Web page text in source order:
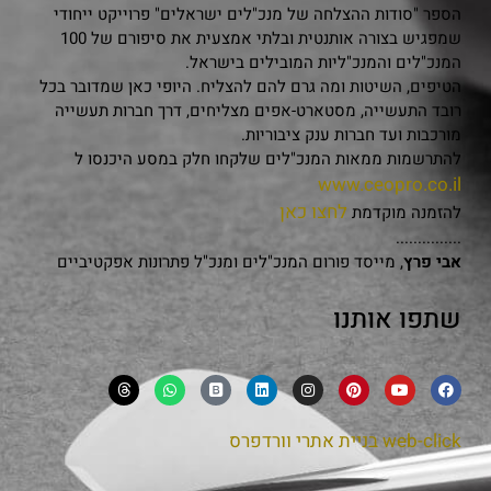
הספר "סודות ההצלחה של מנכ"לים ישראלים" פרוייקט ייחודי
שמפגיש בצורה אותנטית ובלתי אמצעית את סיפורם של 100
המנכ"לים והמנכ"ליות המובילים בישראל.
הטיפים, השיטות ומה גרם להם להצליח. היופי כאן שמדובר בכל
רובד התעשייה, מסטארט-אפים מצליחים, דרך חברות תעשייה
מורכבות ועד חברות ענק ציבוריות.
להתרשמות ממאות המנכ"לים שלקחו חלק במסע היכנסו ל
www.ceopro.co.il
להזמנה מוקדמת לחצו כאן
...............
אבי פרץ, מייסד פורום המנכ"לים ומנכ"ל פתרונות אפקטיביים
שתפו אותנו
web-clickבניית אתרי וורדפרס